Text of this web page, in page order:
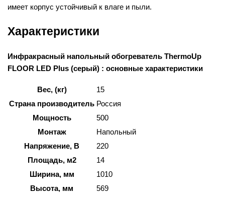
имеет корпус устойчивый к влаге и пыли.
Характеристики
Инфракрасный напольный обогреватель ThermoUp
FLOOR LED Plus (серый) : основные характеристики
Вес, (кг)
15
Страна производитель Россия
Мощность
500
Монтаж
Напольный
Напряжение, В
220
Площадь, м2
14
Ширина, мм
1010
Высота, мм
569